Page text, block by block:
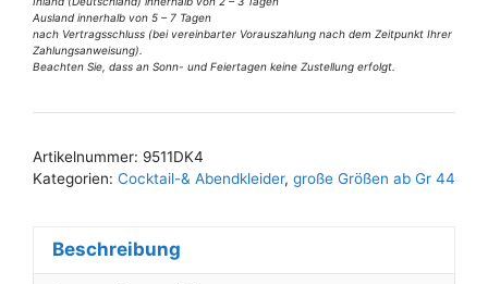
Gr
44
u
Menge
Ausland innerhalb von 5 – 7 Tagen
nach Vertragsschluss (bei vereinbarter Vorauszahlung nach dem Zeitpunkt Ihrer
Zahlungsanweisung).
Beachten Sie, dass an Sonn- und Feiertagen keine Zustellung erfolgt.
e
:
Artikelnummer: 9511DK4
Kategorien: Cocktail-& Abendkleider, große Größen ab Gr 44
Beschreibung